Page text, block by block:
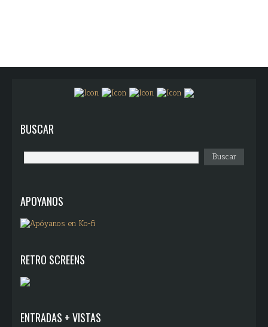
BUSCAR
APOYANOS
RETRO SCREENS
ENTRADAS + VISTAS